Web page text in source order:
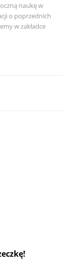
naukę w
o poprzednich
w zakładce